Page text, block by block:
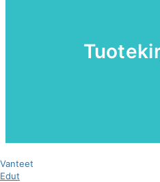
Vanteet
Edut